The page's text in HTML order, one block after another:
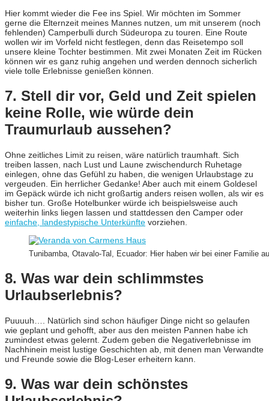
Hier kommt wieder die Fee ins Spiel. Wir möchten im Sommer
gerne die Elternzeit meines Mannes nutzen, um mit unserem (noch
fehlenden) Camperbulli durch Südeuropa zu touren. Eine Route
wollen wir im Vorfeld nicht festlegen, denn das Reisetempo soll
unsere kleine Tochter bestimmen. Mit zwei Monaten Zeit im Rücken
können wir es ganz ruhig angehen und werden dennoch sicherlich
viele tolle Erlebnisse genießen können.
7. Stell dir vor, Geld und Zeit spielen
keine Rolle, wie würde dein
Traumurlaub aussehen?
Ohne zeitliches Limit zu reisen, wäre natürlich traumhaft. Sich
treiben lassen, nach Lust und Laune zwischendurch Ruhetage
einlegen, ohne das Gefühl zu haben, die wenigen Urlaubstage zu
vergeuden. Ein herrlicher Gedanke! Aber auch mit einem Goldesel
im Gepäck würde ich nicht großartig anders reisen wollen, als wir es
bisher tun. Große Hotelbunker würde ich beispielsweise auch
weiterhin links liegen lassen und stattdessen den Camper oder
einfache, landestypische Unterkünfte vorziehen.
Tunibamba, Otavalo-Tal, Ecuador: Hier haben wir bei einer Familie
8. Was war dein schlimmstes
Urlaubserlebnis?
Puuuuh…. Natürlich sind schon häufiger Dinge nicht so gelaufen
wie geplant und gehofft, aber aus den meisten Pannen habe ich
zumindest etwas gelernt. Zudem geben die Negativerlebnisse im
Nachhinein meist lustige Geschichten ab, mit denen man Verwandte
und Freunde sowie die Blog-Leser erheitern kann.
9. Was war dein schönstes